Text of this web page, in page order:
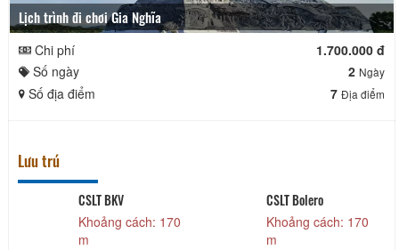
Lịch trình đi chơi Gia Nghĩa
Chi phí
1.700.000 đ
Số ngày
2 Ngày
Số địa điểm 7 Địa điểm
Lưu trú
CSLT BKV
Khoảng cách: 170
m
CSLT Bolero
Khoảng cách: 170
m